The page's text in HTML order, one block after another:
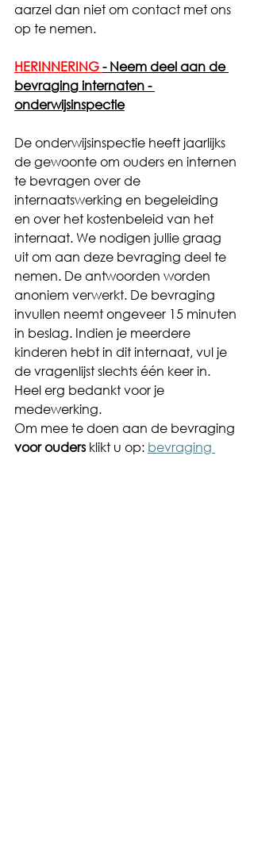
aarzel dan niet om contact met ons
op te nemen.
HERINNERING - Neem deel aan de
bevraging internaten -
onderwijsinspectie
De onderwijsinspectie heeft jaarlijks
de gewoonte om ouders en internen
te bevragen over de
internaatswerking en begeleiding
en over het kostenbeleid van het
internaat. We nodigen jullie graag
uit om aan deze bevraging deel te
nemen. De antwoorden worden
anoniem verwerkt. De bevraging
invullen neemt ongeveer 15 minuten
in beslag. Indien je meerdere
kinderen hebt in dit internaat, vul je
de vragenlijst slechts één keer in.
Heel erg bedankt voor je
medewerking.
Om mee te doen aan de bevraging
voor ouders klikt u op: bevraging